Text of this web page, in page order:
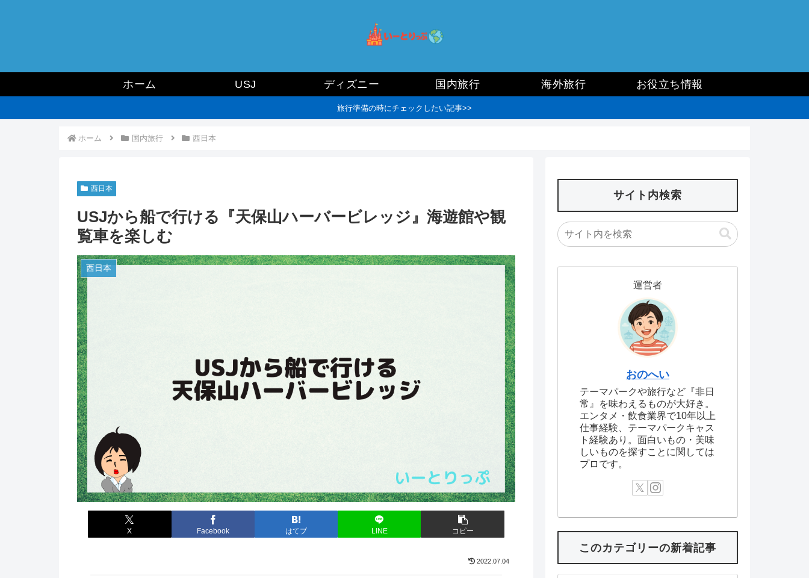
ホーム USJ ディズニー 国内旅行 海外旅行 お役立ち情報
旅行準備の時にチェックしたい記事>>
ホーム 国内旅行 西日本
西日本
USJから船で行ける『天保山ハーバービレッジ』海遊館や観
覧車を楽しむ
西日本
X Facebook はてブ LINE コピー
2022.07.04
サイト内検索
運営者
おのへい
テーマパークや旅行など『非日
常』を味わえるものが大好き。
エンタメ・飲食業界で10年以上
仕事経験、テーマパークキャス
ト経験あり。面白いもの・美味
しいものを探すことに関しては
プロです。
このカテゴリーの新着記事